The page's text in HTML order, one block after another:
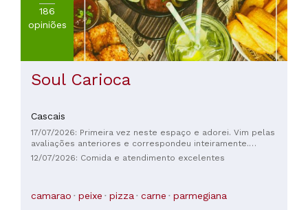
186
opiniões
Soul Carioca
Cascais
17/07/2026: Primeira vez neste espaço e adorei. Vim pelas
avaliações anteriores e correspondeu inteiramente.
Excelente comida, serviço e esplanada. Recomendo.
12/07/2026: Comida e atendimento excelentes
camarao peixe pizza carne parmegiana